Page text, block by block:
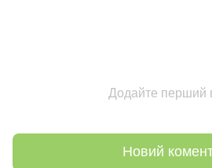
Додайте перший
Новий